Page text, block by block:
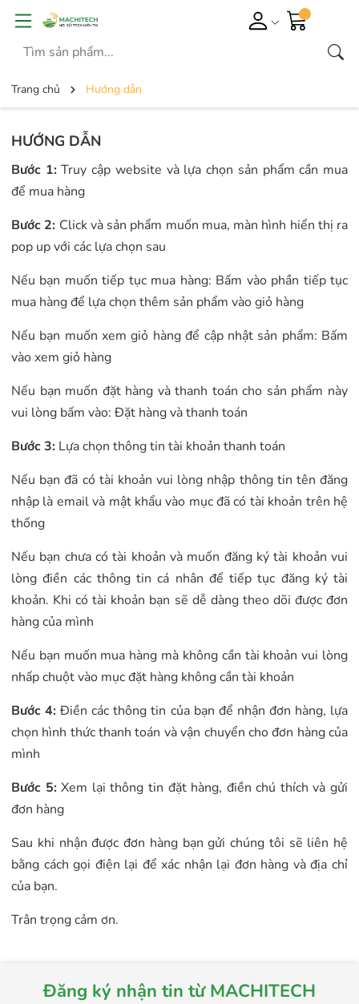
Trang chủ Hướng dẫn
HƯỚNG DẪN
Bước 1:Truy cập website và lựa chọn sản phẩm cần mua
để mua hàng
Bước 2: Click và sản phẩm muốn mua, màn hình hiển thị ra
pop up với các lựa chọn sau
Nếu bạn muốn tiếp tục mua hàng: Bấm vào phần tiếp tục
mua hàng để lựa chọn thêm sản phẩm vào giỏ hàng
Nếu bạn muốn xem giỏ hàng để cập nhật sản phẩm: Bấm
vào xem giỏ hàng
Nếu bạn muốn đặt hàng và thanh toán cho sản phẩm này
vui lòng bấm vào: Đặt hàng và thanh toán
Bước 3: Lựa chọn thông tin tài khoản thanh toán
Nếu bạn đã có tài khoản vui lòng nhập thông tin tên đăng
nhập là email và mật khẩu vào mục đã có tài khoản trên hệ
thống
Nếu bạn chưa có tài khoản và muốn đăng ký tài khoản vui
lòng điền các thông tin cá nhân để tiếp tục đăng ký tài
khoản. Khi có tài khoản bạn sẽ dễ dàng theo dõi được đơn
hàng của mình
Nếu bạn muốn mua hàng mà không cần tài khoản vui lòng
nhấp chuột vào mục đặt hàng không cần tài khoản
Bước 4: Điền các thông tin của bạn để nhận đơn hàng, lựa
chọn hình thức thanh toán và vận chuyển cho đơn hàng của
mình
Bước 5:Xem lại thông tin đặt hàng, điền chú thích và gửi
đơn hàng
Sau khi nhận được đơn hàng bạn gửi chúng tôi sẽ liên hệ
bằng cách gọi điện lại để xác nhận lại đơn hàng và địa chỉ
của bạn.
Trân trọng cảm ơn.
Đăng ký nhận tin từ MACHITECH